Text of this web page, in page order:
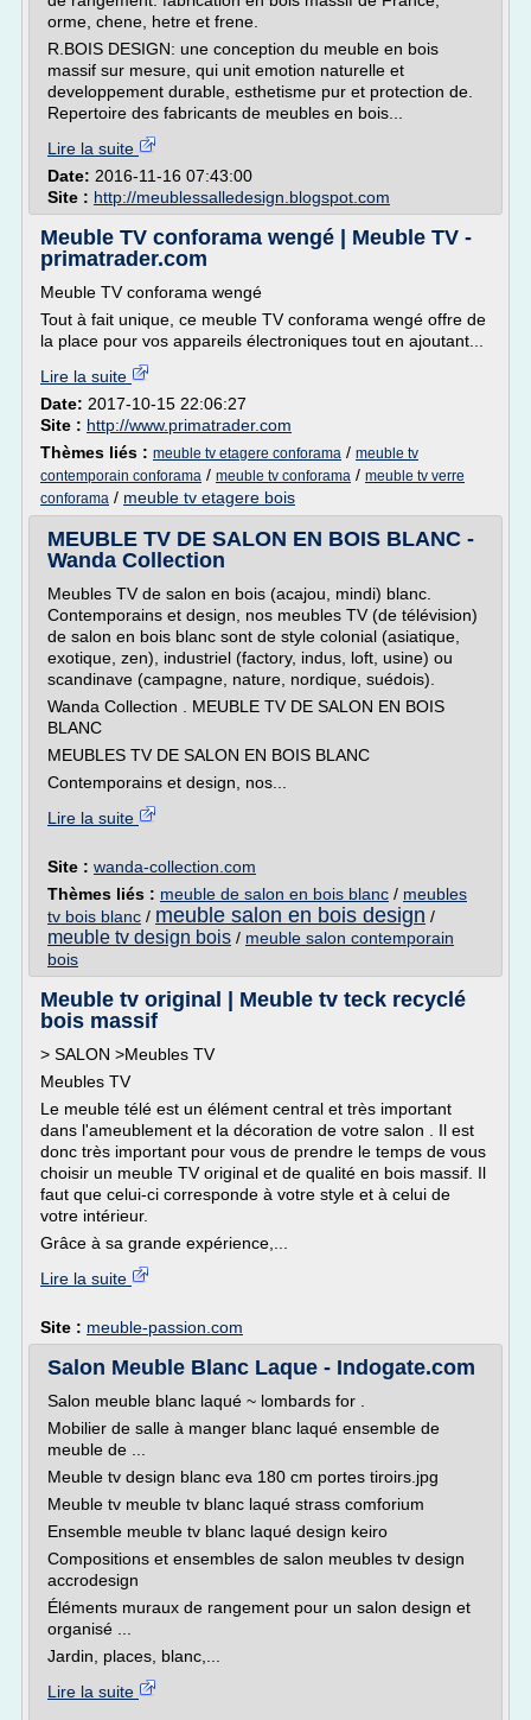
orme, chene, hetre et frene.
R.BOIS DESIGN: une conception du meuble en bois
massif sur mesure, qui unit emotion naturelle et
developpement durable, esthetisme pur et protection de.
Repertoire des fabricants de meubles en bois...
Lire la suite
Date: 2016-11-16 07:43:00
Site : http://meublessalledesign.blogspot.com
Meuble TV conforama wengé | Meuble TV -
primatrader.com
Meuble TV conforama wengé
Tout à fait unique, ce meuble TV conforama wengé offre de
la place pour vos appareils électroniques tout en ajoutant...
Lire la suite
Date: 2017-10-15 22:06:27
Site : http://www.primatrader.com
Thèmes liés : meuble tv etagere conforama / meuble tv
contemporain conforama / meuble tv conforama / meuble tv verre
conforama / meuble tv etagere bois
MEUBLE TV DE SALON EN BOIS BLANC -
Wanda Collection
Meubles TV de salon en bois (acajou, mindi) blanc.
Contemporains et design, nos meubles TV (de télévision)
de salon en bois blanc sont de style colonial (asiatique,
exotique, zen), industriel (factory, indus, loft, usine) ou
scandinave (campagne, nature, nordique, suédois).
Wanda Collection . MEUBLE TV DE SALON EN BOIS
BLANC
MEUBLES TV DE SALON EN BOIS BLANC
Contemporains et design, nos...
Lire la suite
Site : wanda-collection.com
Thèmes liés : meuble de salon en bois blanc / meubles
tv bois blanc / meuble salon en bois design /
meuble tv design bois / meuble salon contemporain
bois
Meuble tv original | Meuble tv teck recyclé
bois massif
> SALON >Meubles TV
Meubles TV
Le meuble télé est un élément central et très important
dans l'ameublement et la décoration de votre salon . Il est
donc très important pour vous de prendre le temps de vous
choisir un meuble TV original et de qualité en bois massif. Il
faut que celui-ci corresponde à votre style et à celui de
votre intérieur.
Grâce à sa grande expérience,...
Lire la suite
Site : meuble-passion.com
Salon Meuble Blanc Laque - Indogate.com
Salon meuble blanc laqué ~ lombards for .
Mobilier de salle à manger blanc laqué ensemble de
meuble de ...
Meuble tv design blanc eva 180 cm portes tiroirs.jpg
Meuble tv meuble tv blanc laqué strass comforium
Ensemble meuble tv blanc laqué design keiro
Compositions et ensembles de salon meubles tv design
accrodesign
Éléments muraux de rangement pour un salon design et
organisé ...
Jardin, places, blanc,...
Lire la suite